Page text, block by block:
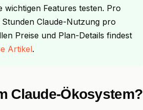
wichtigen Features testen. Pro
Claude-Nutzung pro
Preise und Plan-Details findest
Artikel.
Claude-Ökosystem?